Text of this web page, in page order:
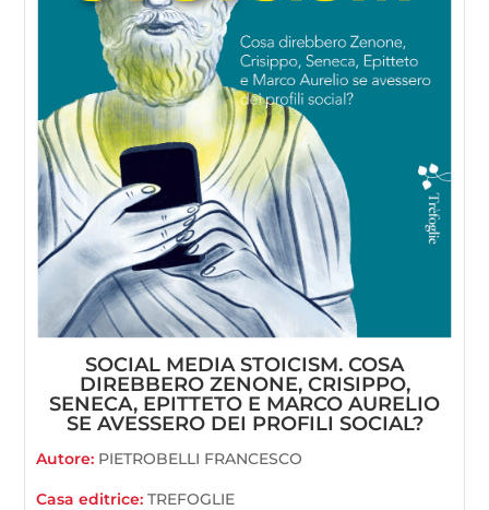
SOCIAL MEDIA STOICISM. COSA
DIREBBERO ZENONE, CRISIPPO,
SENECA, EPITTETO E MARCO AURELIO
SE AVESSERO DEI PROFILI SOCIAL?
Autore: PIETROBELLI FRANCESCO
Casa editrice:TREFOGLIE